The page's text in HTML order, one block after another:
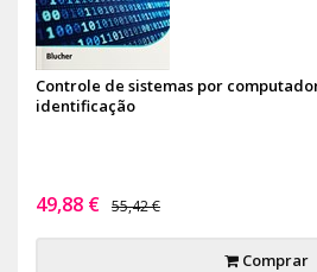
Controle de sistemas por
identificação
49,88 € 55,42 €
Comprar